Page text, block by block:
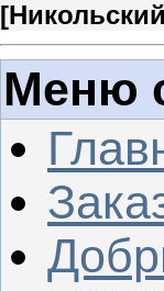
[
Меню